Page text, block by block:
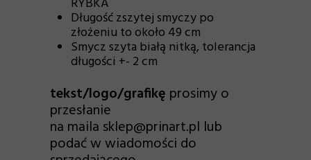
Długość zszytej smyczy po
złożeniu to około 49 cm
Smycz szyta białą nitką, tolerancja
długości +- 2 cm
tekst/logo/grafikę prosimy o
przesłanie
na maila sklep@prinart.pl lub
podać w wiadomości do